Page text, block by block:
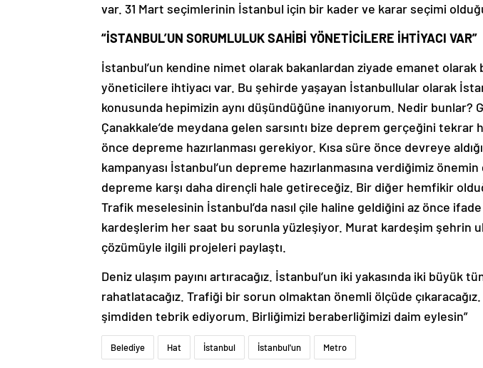
var. 31 Mart seçimlerinin İstanbul için bir kader ve karar seçimi
“İSTANBUL’UN SORUMLULUK SAHİBİ YÖNETİCİLERE İHTİYACI VAR”
İstanbul’un kendine nimet olarak bakanlardan ziyade emanet olarak
yöneticilere ihtiyacı var. Bu şehirde yaşayan İstanbullular olarak
konusunda hepimizin aynı düşündüğüne inanıyorum. Nedir bunlar?
Çanakkale’de meydana gelen sarsıntı bize deprem gerçeğini tekrar
önce depreme hazırlanması gerekiyor. Kısa süre önce devreye
kampanyası İstanbul’un depreme hazırlanmasına verdiğimiz
depreme karşı daha dirençli hale getireceğiz. Bir diğer hemfikir
Trafik meselesinin İstanbul’da nasıl çile haline geldiğini az önce
kardeşlerim her saat bu sorunla yüzleşiyor. Murat kardeşim şehrin
çözümüyle ilgili projeleri paylaştı.
Deniz ulaşım payını artıracağız. İstanbul’un iki yakasında iki büyük
rahatlatacağız. Trafiği bir sorun olmaktan önemli ölçüde çıkaracağız.
şimdiden tebrik ediyorum. Birliğimizi beraberliğimizi daim eylesin”
Belediye Hat İstanbul İstanbul'un Metro